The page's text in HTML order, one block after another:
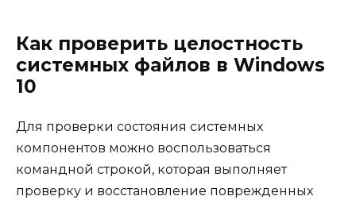
Как проверить целостность
системных файлов в Windows
10
Для проверки состояния системных
компонентов можно воспользоваться
командной строкой, которая выполняет
проверку и восстановление поврежденных